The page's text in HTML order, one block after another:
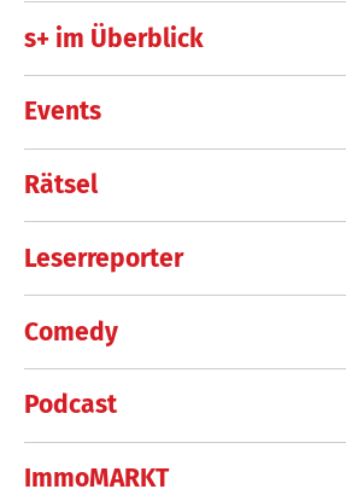
s+ im Überblick
Events
Rätsel
Leserreporter
Comedy
Podcast
ImmoMARKT